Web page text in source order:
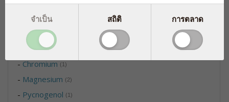
อ่านเพิ่มเติม เกี่ยวกับ ...
กลุ่มผลิตภัณฑ์
- Chromium (1)
- Magnesium (2)
- Pycnogenol (1)
จำเป็น สถิติ การตลาด